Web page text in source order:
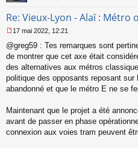
Re: Vieux-Lyon - Alaï : Métro
e
s
s
a
g
e
o
n
u
17 mai 2022, 12:21
@greg59 : Tes remarques sont
de montrer que cet axe était
des alternatives aux métros
politique des opposants reposant
abandonné et que le métro E ne se
Maintenant que le projet a été
avant de passer en phase
connexion aux voies tram peuvent